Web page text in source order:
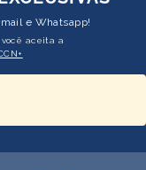
e Whatsapp!
aceita a